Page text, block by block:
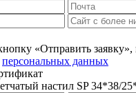
«Отправить заявку»,
персональных данных
настил SP 34*38/